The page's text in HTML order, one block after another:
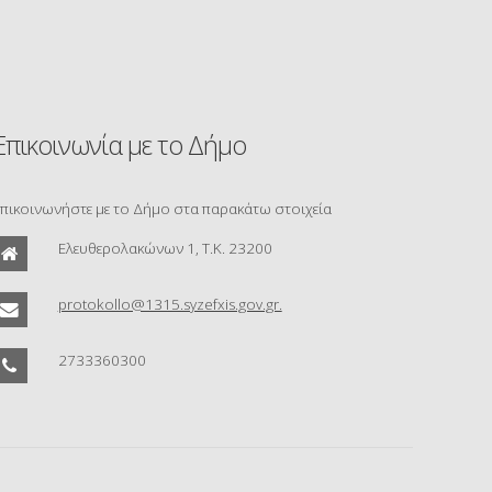
με το Δήμο
με το Δήμο στα παρακάτω στοιχεία
Ελευθερολακώνων 1, Τ.Κ. 23200
protokollo@1315.syzefxis.gov.gr.
2733360300